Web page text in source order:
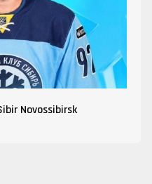
Novossibirsk